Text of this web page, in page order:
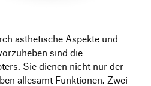
ästhetische Aspekte und
sind die
Sie dienen nicht nur der
allesamt Funktionen. Zwei